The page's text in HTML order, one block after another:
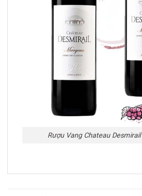
Rượu Vang Chateau